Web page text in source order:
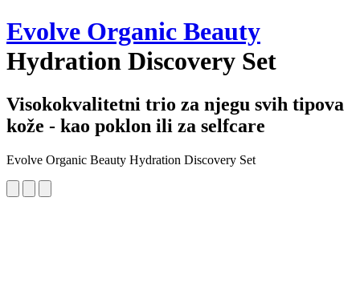
Evolve Organic Beauty
Hydration Discovery Set
Visokokvalitetni trio za njegu svih tipova
kože - kao poklon ili za selfcare
Evolve Organic Beauty Hydration Discovery Set